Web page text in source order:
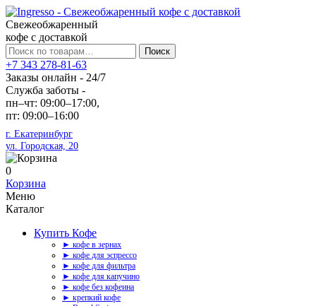
Свежеобжаренный
кофе с доставкой
Искать:
Поиск
+7 343 278-81-63
Заказы онлайн - 24/7
Служба заботы -
пн–чт: 09:00–17:00,
пт: 09:00–16:00
г. Екатеринбург
ул. Городская, 20
0
Корзина
Меню
Каталог
Купить Кофе
► кофе в зернах
► кофе для эспрессо
► кофе для фильтра
► кофе для капучино
► кофе без кофеина
► крепкий кофе